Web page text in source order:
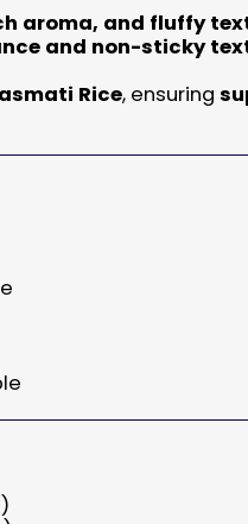
aroma, and fluffy
and non-sticky
Rice, ensuring